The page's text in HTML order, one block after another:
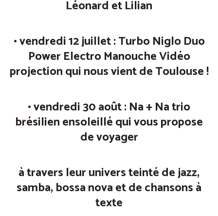
Léonard et Lilian
• vendredi 12 juillet :Turbo NigloDuo
Power Electro Manouche Vidéo
projection qui nous vient de Toulouse !
• vendredi 30 août :Na + Natrio
brésilien ensoleillé qui vous propose
de voyager
à travers leur univers teinté de jazz,
samba, bossa nova et de chansons à
texte